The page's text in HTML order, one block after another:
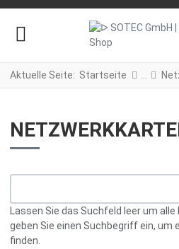
Aktuelle Seite: Startseite
Lassen Sie das Suchfeld leer um
geben Sie einen Suchbegriff ein,
finden.